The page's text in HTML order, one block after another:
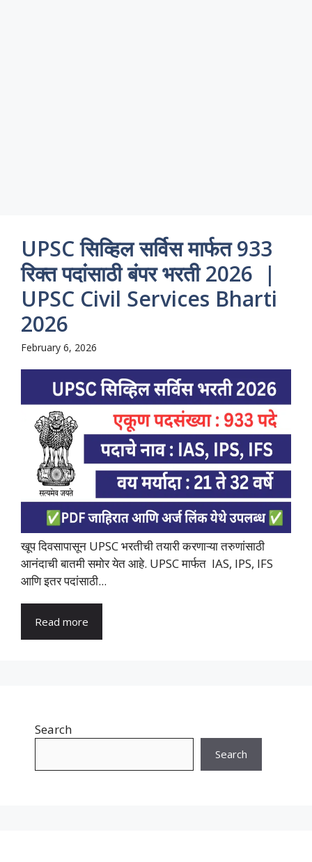
UPSC सिव्हिल सर्विस मार्फत 933
रिक्त पदांसाठी बंपर भरती 2026 |
UPSC Civil Services Bharti
2026
February 6, 2026
खूप दिवसापासून UPSC भरतीची तयारी करणाऱ्या तरुणांसाठी
आनंदाची बातमी समोर येत आहे. UPSC मार्फत IAS, IPS, IFS
आणि इतर पदांसाठी...
Read more
Search
Search